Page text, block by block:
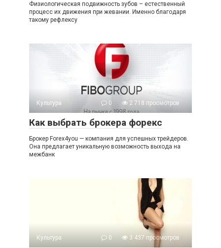
Физиологическая подвижность зубов – естественный
процесс их движения при жевании. Именно благодаря
такому рефлексу
Культура 0 2 718 просмотров
Как выбрать брокера форекс
Брокер Forex4you — компания для успешных трейдеров.
Она предлагает уникальную возможность выхода на
межбанк
Культура 0 3 437 просмотров